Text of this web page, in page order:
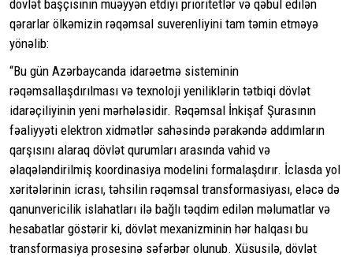
dövlət başçısının müəyyən etdiyi prioritetlər və qəbul edilən
qərarlar ölkəmizin rəqəmsal suverenliyini tam təmin etməyə
yönəlib:
“Bu gün Azərbaycanda idarəetmə sisteminin
rəqəmsallaşdırılması və texnoloji yeniliklərin tətbiqi dövlət
idarəçiliyinin yeni mərhələsidir. Rəqəmsal İnkişaf Şurasının
fəaliyyəti elektron xidmətlər sahəsində pərakəndə addımların
qarşısını alaraq dövlət qurumları arasında vahid və
əlaqələndirilmiş koordinasiya modelini formalaşdırır. İclasda yol
xəritələrinin icrası, təhsilin rəqəmsal transformasiyası, eləcə də
qanunvericilik islahatları ilə bağlı təqdim edilən məlumatlar və
hesabatlar göstərir ki, dövlət mexanizminin hər halqası bu
transformasiya prosesinə səfərbər olunub. Xüsusilə, dövlət